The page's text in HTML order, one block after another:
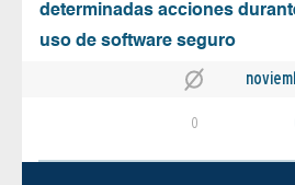
determinadas acciones
uso de software seguro
0